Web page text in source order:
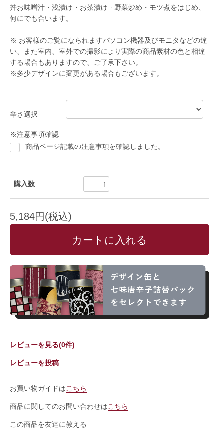
丼お味噌汁・浅漬け・お茶漬け・野菜炒め・モツ煮をはじめ、
何にでも合います。
※ お客様のご覧になられますパソコン機器及びモニタなどの違
い、また室内、室外での撮影により実際の商品素材の色と相違
する場合もありますので、ご了承下さい。
※多少デザインに変更がある場合もございます。
辛さ選択
※注意事項確認
商品ページ記載の注意事項を確認しました。
購入数
5,184円(税込)
レビューを見る(0件)
レビューを投稿
お買い物ガイドはこちら
商品に関してのお問い合わせはこちら
この商品を友達に教える